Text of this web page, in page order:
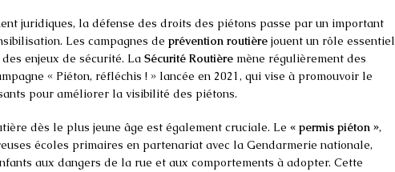
juridiques, la défense des droits des piétons passe par un important
Les campagnes de prévention routière jouent un rôle essentiel
enjeux de sécurité. La Sécurité Routière mène régulièrement des
« Piéton, réfléchis ! » lancée en 2021, qui vise à promouvoir le
pour améliorer la visibilité des piétons.
dès le plus jeune âge est également cruciale. Le « permis piéton »,
écoles primaires en partenariat avec la Gendarmerie nationale,
aux dangers de la rue et aux comportements à adopter. Cette